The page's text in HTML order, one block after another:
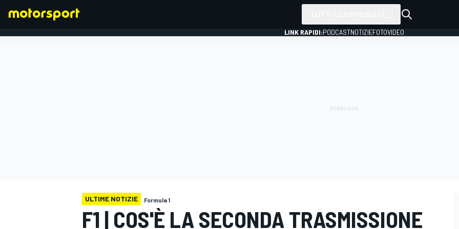
LINK RAPIDI:PODCASTNOTIZIEFOTOVIDEO
ULTIME NOTIZIE Formula 1
F1 | COS'È LA SECONDA TRASMISSIONE